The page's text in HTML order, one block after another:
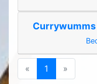
Currywumms
« Previous
1 (current)
»